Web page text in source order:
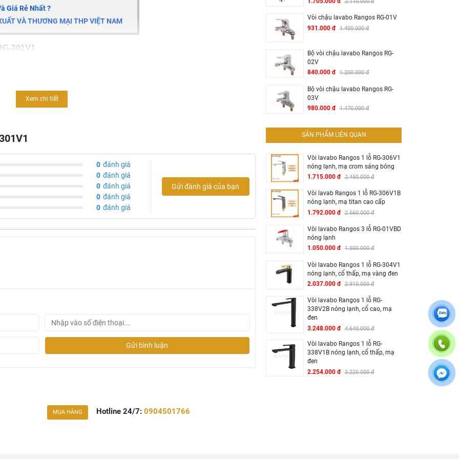
Giá Rẻ Nhất ?
VÀ THƯƠNG MẠI THP VIỆT NAM
301V1
301V1
đã được kiểm định về an toàn cho sức khỏe.
Xem chi tiết
0 đánh giá
0 đánh giá
0 đánh giá
0 đánh giá
0 đánh giá
Gửi đánh giá của bạn
Gửi bình luận
MUA HÀNG Hotline 24/7:0904501766
Vòi chậu lavabo Rangos RG-01V
931.000 đ 1.400.000 đ
Bộ vòi chậu lavabo Rangos RG-
02V
840.000 đ 1.200.000 đ
Bộ vòi chậu lavabo Rangos RG-
03V
980.000 đ 1.470.000 đ
SẢN PHẨM LIÊN QUAN
Vòi lavabo Rangos 1 lỗ RG-306V1
nóng lạnh, mạ crom sáng bóng
1.715.000 đ 2.450.000 đ
Vòi lavab Rangos 1 lỗ RG-306V1B
nóng lạnh, mạ titan cao cấp
1.792.000 đ 2.560.000 đ
Vòi lavabo Rangos 3 lỗ RG-01VBD
nóng lạnh
1.050.000 đ 1.500.000 đ
Vòi lavabo Rangos 1 lỗ RG-304V1
nóng lạnh, cổ thấp, mạ vàng đen
2.037.000 đ 2.910.000 đ
Vòi lavabo Rangos 1 lỗ RG-
338V2B nóng lạnh, cổ cao, mạ
đen
3.248.000 đ 4.640.000 đ
Vòi lavabo Rangos 1 lỗ RG-
338V1B nóng lạnh, cổ thấp, mạ
đen
2.254.000 đ 3.220.000 đ